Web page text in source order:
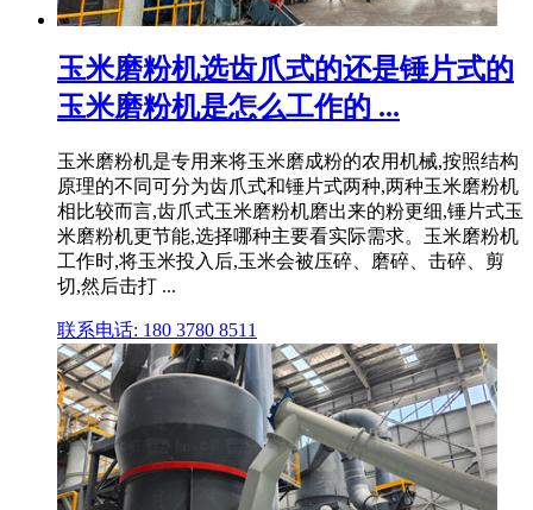
玉米磨粉机选齿爪式的还是锤片式的
玉米磨粉机是怎么工作的 ...
玉米磨粉机是专用来将玉米磨成粉的农用机械,按照结构
原理的不同可分为齿爪式和锤片式两种,两种玉米磨粉机
相比较而言,齿爪式玉米磨粉机磨出来的粉更细,锤片式玉
米磨粉机更节能,选择哪种主要看实际需求。玉米磨粉机
工作时,将玉米投入后,玉米会被压碎、磨碎、击碎、剪
切,然后击打 ...
联系电话: 180 3780 8511